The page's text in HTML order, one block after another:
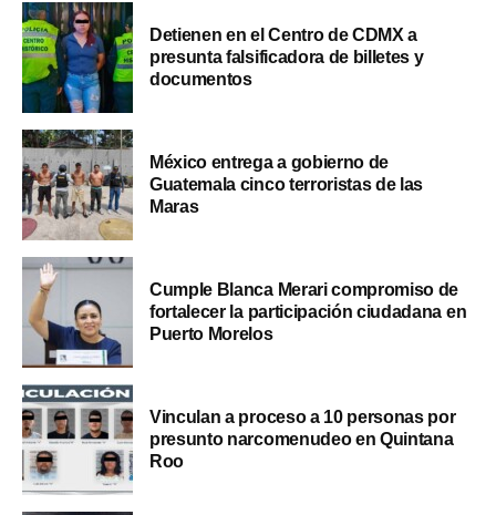
Detienen en el Centro de CDMX a
presunta falsificadora de billetes y
documentos
México entrega a gobierno de
Guatemala cinco terroristas de las
Maras
Cumple Blanca Merari compromiso de
fortalecer la participación ciudadana en
Puerto Morelos
Vinculan a proceso a 10 personas por
presunto narcomenudeo en Quintana
Roo